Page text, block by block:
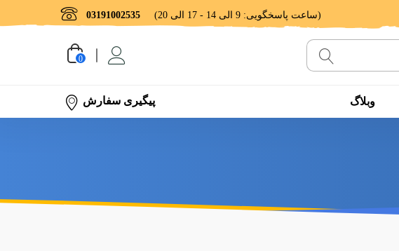
03191002535 (ساعت پاسخگویی: 9 الی 14 - 17 الی 20)
0
وبلاگ پیگیری سفارش